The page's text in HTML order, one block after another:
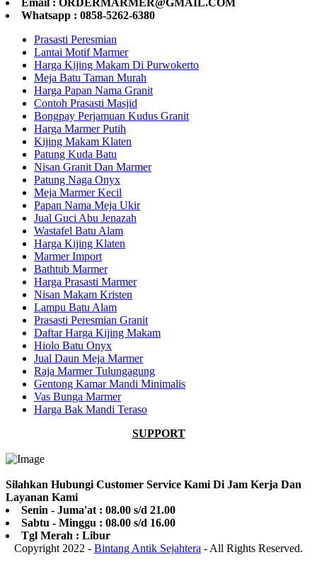
Email : ORDERMARMER@GMAIL.COM
Whatsapp : 0858-5262-6380
Prasasti Peresmian
Lantai Motif Marmer
Harga Kijing Makam Di Purwokerto
Meja Batu Taman Murah
Harga Papan Nama Granit
Contoh Prasasti Masjid
Bongpay Perjamuan Kudus Granit
Harga Marmer Putih
Kijing Makam Klaten
Patung Kuda Batu
Nisan Granit Dan Marmer
Patung Naga Onyx
Meja Marmer Kecil
Papan Nama Meja Ukir
Jual Guci Abu Jenazah
Wastafel Batu Alam
Harga Kijing Klaten
Marmer Import
Bathtub Marmer
Harga Prasasti Marmer
Nisan Makam Kristen
Lampu Batu Alam
Prasasti Peresmian Granit
Daftar Harga Kijing Makam
Hiolo Batu Onyx
Jual Daun Meja Marmer
Raja Marmer Tulungagung
Gentong Kamar Mandi Minimalis
Vas Bunga Marmer
Harga Bak Mandi Teraso
SUPPORT
Silahkan Hubungi Customer Service Kami Di Jam Kerja Dan
Layanan Kami
Senin - Juma'at : 08.00 s/d 21.00
Sabtu - Minggu : 08.00 s/d 16.00
Tgl Merah : Libur
Copyright 2022 - Bintang Antik Sejahtera - All Rights Reserved.